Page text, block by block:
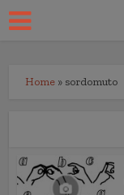
Home » sordomuto